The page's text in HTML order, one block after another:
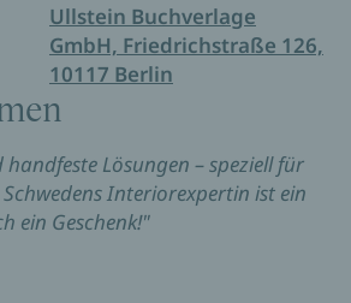
Ullstein Buchverlage
GmbH, Friedrichstraße 126,
10117 Berlin
Lösungen – speziell für
Interiorexpertin ist ein
ein Geschenk!"